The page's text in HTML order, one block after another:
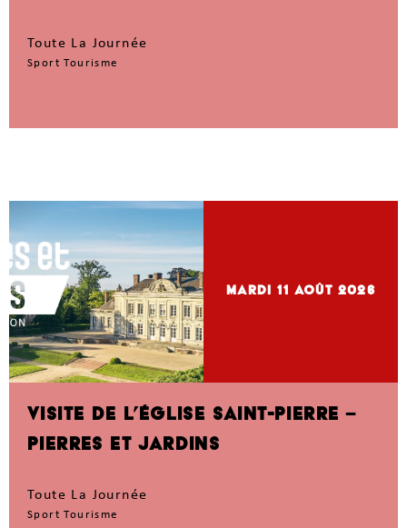
Toute La Journée
Sport Tourisme
mardi 11 Août 2026
VISITE DE L’ÉGLISE SAINT-PIERRE –
PIERRES ET JARDINS
Toute La Journée
Sport Tourisme